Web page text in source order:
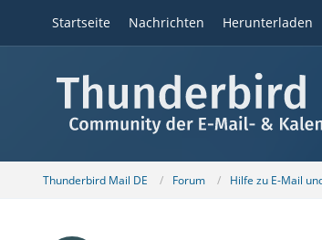
Startseite Nachrichten Herunterladen
Thunderbird Mail DE Forum Hilfe zu E-Mail